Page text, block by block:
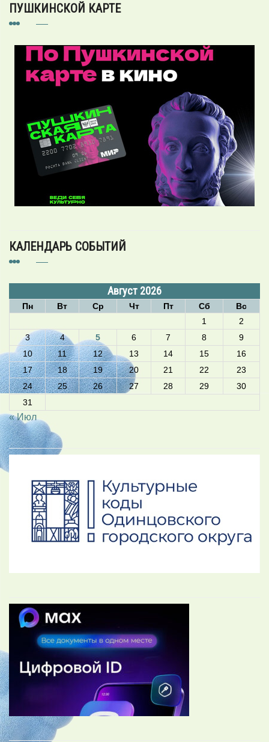
ПУШКИНСКОЙ КАРТЕ
КАЛЕНДАРЬ СОБЫТИЙ
Август 2026
Пн Вт Ср Чт Пт Сб
Вс
1
2
3
4 5 6 7 8
9
10
11 12 13 14 15
16
17
18 19 20 21 22
23
24
25 26 27 28 29
30
31
« Июл